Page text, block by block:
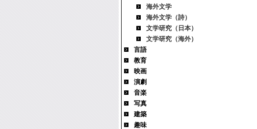
海外文学
海外文学（詩）
文学研究（日本）
文学研究（海外）
言語
教育
映画
演劇
音楽
写真
建築
趣味